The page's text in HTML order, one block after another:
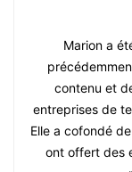
Marion a
contenu et
entreprises de
Elle a cofondé
ont offert des